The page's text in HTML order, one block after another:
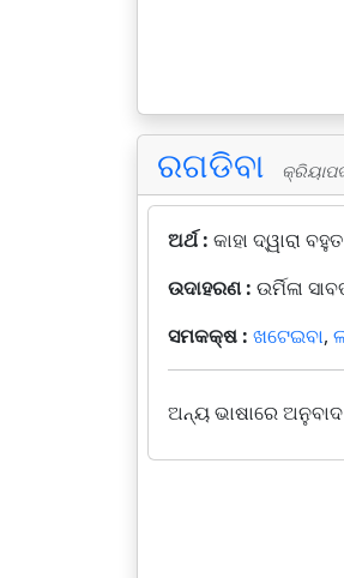
ରଗଡିବା
ଅର୍ଥ : କାହା ଦ୍ୱାରା
ଉଦାହରଣ : ଉର୍ମିଳା
ସମକକ୍ଷ : ଖଟେଇବା,
ଅନ୍ୟ ଭାଷାରେ